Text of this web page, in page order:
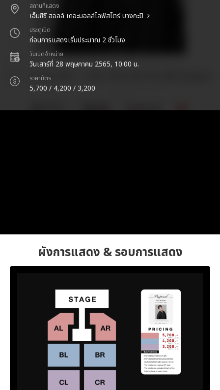
สถานที่แสดง
เอ็มซีซี ฮอลล์ เดอะมอลล์ไลฟ์สโตร์ บางกะปิ
ประตูเปิด
ก่อนการแสดงเริ่มประมาณ 2 ชั่วโมง
วันเปิดจำหน่าย
วันเสาร์ที่ 28 พฤษภาคม 2565, 10:00 น.
ราคาบัตร
5,700 / 4,200 / 3,200
ผังการแสดง & รอบการแสดง